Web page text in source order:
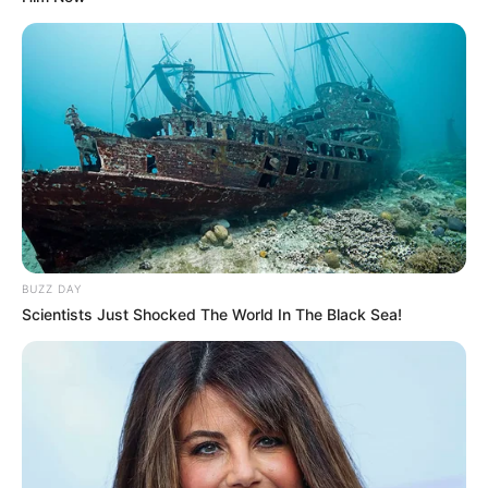
BUZZ DAY
Scientists Just Shocked The World In The Black Sea!